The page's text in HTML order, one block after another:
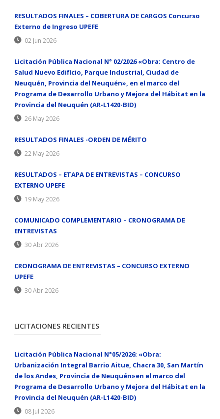
not count onGSEC Study Guidesthe police.
RESULTADOS FINALES – COBERTURA DE CARGOS Concurso
Externo de Ingreso UPEFE
02 Jun 2026
Licitación Pública Nacional N° 02/2026 «Obra: Centro de
Salud Nuevo Edificio, Parque Industrial, Ciudad de
Neuquén, Provincia del Neuquén», en el marco del
Programa de Desarrollo Urbano y Mejora del Hábitat en la
Provincia del Neuquén (AR-L1420-BID)
26 May 2026
RESULTADOS FINALES -ORDEN DE MÉRITO
22 May 2026
RESULTADOS – ETAPA DE ENTREVISTAS – CONCURSO
EXTERNO UPEFE
19 May 2026
COMUNICADO COMPLEMENTARIO – CRONOGRAMA DE
ENTREVISTAS
30 Abr 2026
CRONOGRAMA DE ENTREVISTAS – CONCURSO EXTERNO
UPEFE
30 Abr 2026
LICITACIONES RECIENTES
Licitación Pública Nacional N°05/2026: «Obra:
Urbanización Integral Barrio Aitue, Chacra 30, San Martín
de los Andes, Provincia de Neuquén»en el marco del
Programa de Desarrollo Urbano y Mejora del Hábitat en la
Provincia del Neuquén (AR-L1420-BID)
08 Jul 2026